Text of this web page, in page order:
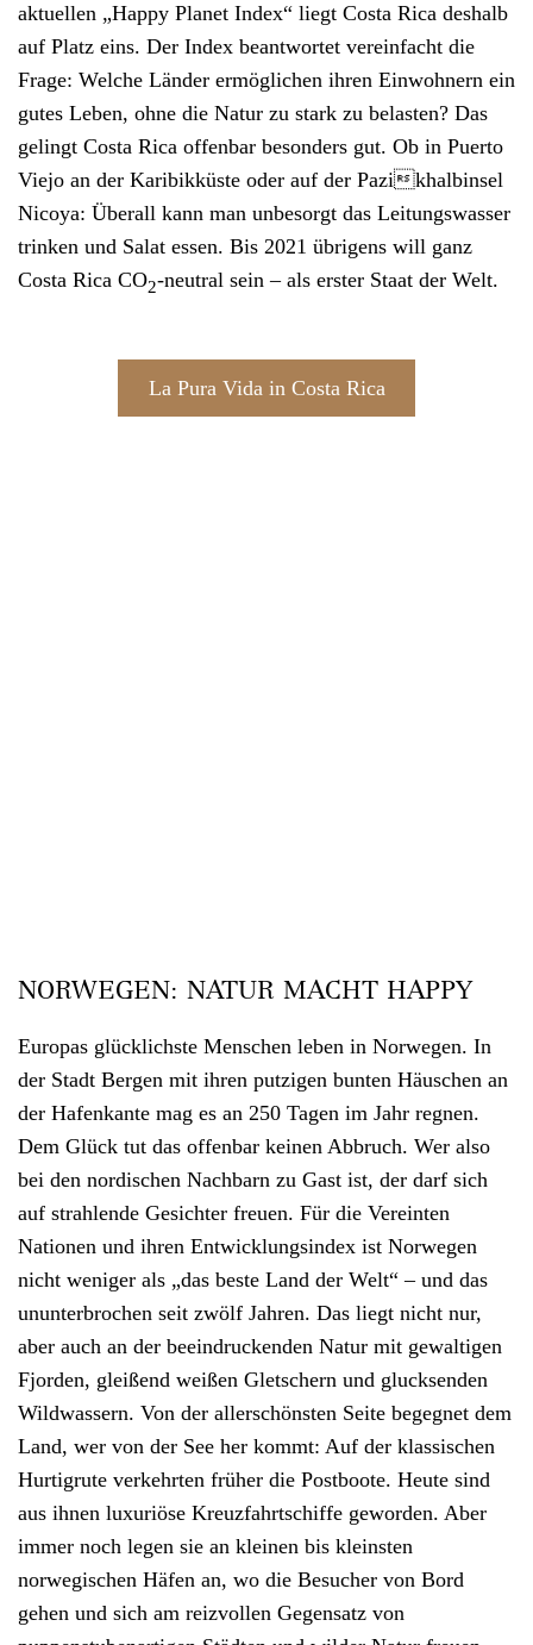
aktuellen „Happy Planet Index“ liegt Costa Rica deshalb
auf Platz eins. Der Index beantwortet vereinfacht die
Frage: Welche Länder ermöglichen ihren Einwohnern ein
gutes Leben, ohne die Natur zu stark zu belasten? Das
gelingt Costa Rica offenbar besonders gut. Ob in Puerto
Viejo an der Karibikküste oder auf der Pazikhalbinsel
Nicoya: Überall kann man unbesorgt das Leitungswasser
trinken und Salat essen. Bis 2021 übrigens will ganz
Costa Rica CO2-neutral sein – als erster Staat der Welt.
La Pura Vida in Costa Rica
NORWEGEN: NATUR MACHT HAPPY
Europas glücklichste Menschen leben in Norwegen. In
der Stadt Bergen mit ihren putzigen bunten Häuschen an
der Hafenkante mag es an 250 Tagen im Jahr regnen.
Dem Glück tut das offenbar keinen Abbruch. Wer also
bei den nordischen Nachbarn zu Gast ist, der darf sich
auf strahlende Gesichter freuen. Für die Vereinten
Nationen und ihren Entwicklungsindex ist Norwegen
nicht weniger als „das beste Land der Welt“ – und das
ununterbrochen seit zwölf Jahren. Das liegt nicht nur,
aber auch an der beeindruckenden Natur mit gewaltigen
Fjorden, gleißend weißen Gletschern und glucksenden
Wildwassern. Von der allerschönsten Seite begegnet dem
Land, wer von der See her kommt: Auf der klassischen
Hurtigrute verkehrten früher die Postboote. Heute sind
aus ihnen luxuriöse Kreuzfahrtschiffe geworden. Aber
immer noch legen sie an kleinen bis kleinsten
norwegischen Häfen an, wo die Besucher von Bord
gehen und sich am reizvollen Gegensatz von